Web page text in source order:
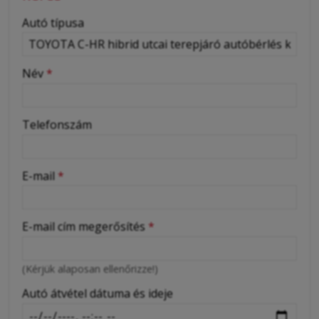
-
-
-
-
-
-
Autó típusa
Név *
Telefonszám
E-mail *
E-mail cím megerősítés *
(Kérjük alaposan ellenőrizze!)
Autó átvétel dátuma és ideje